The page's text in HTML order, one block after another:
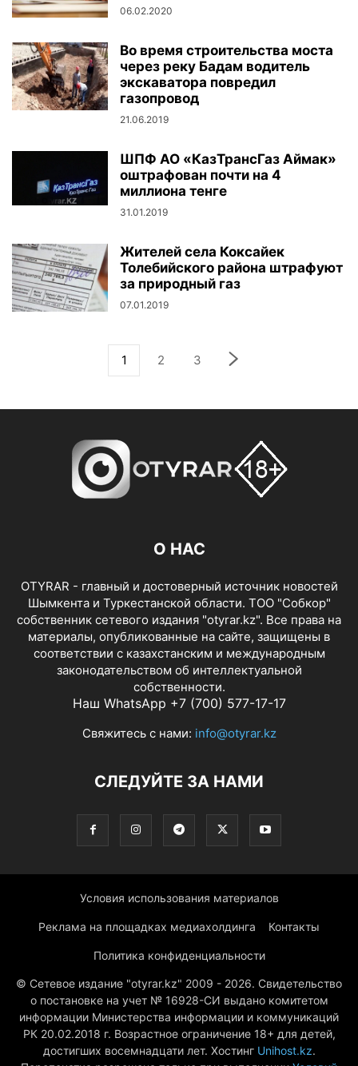
06.02.2020
Во время строительства моста
через реку Бадам водитель
экскаватора повредил
газопровод
21.06.2019
ШПФ АО «КазТрансГаз Аймак»
оштрафован почти на 4
миллиона тенге
31.01.2019
Жителей села Коксайек
Толебийского района штрафуют
за природный газ
07.01.2019
1 2 3
О НАС
OTYRAR - главный и достоверный источник новостей
Шымкента и Туркестанской области. ТОО "Собкор"
собственник сетевого издания "otyrar.kz". Все права на
материалы, опубликованные на сайте, защищены в
соответствии с казахстанским и международным
законодательством об интеллектуальной
собственности.
Наш WhatsApp +7 (700) 577-17-17
Свяжитесь с нами: info@otyrar.kz
СЛЕДУЙТЕ ЗА НАМИ
Условия использования материалов
Реклама на площадках медиахолдинга Контакты
Политика конфиденциальности
© Сетевое издание "otyrar.kz" 2009 - 2026. Свидетельство
о постановке на учет № 16928-СИ выдано комитетом
информации Министерства информации и коммуникаций
РК 20.02.2018 г. Возрастное ограничение 18+ для детей,
достигших восемнадцати лет. Хостинг Unihost.kz.